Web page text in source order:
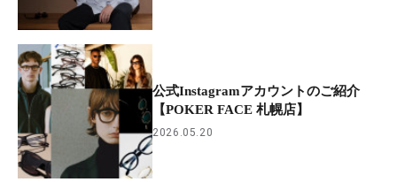
公式Instagramアカウントのご紹介
【POKER FACE 札幌店】
2026.05.20